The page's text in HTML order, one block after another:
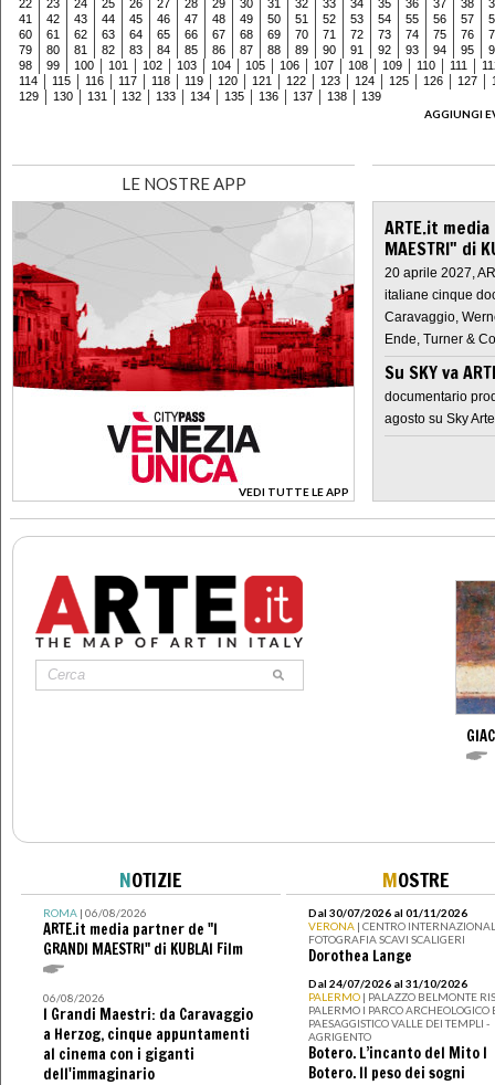
22 23 24 25 26 27 28 29 30 31 32 33 34 35 36 37 38
41
42 43 44 45 46 47 48 49 50 51 52 53 54 55 56 57
60
61 62 63 64 65 66 67 68 69 70 71 72 73 74 75 76
79
80 81 82 83 84 85 86 87 88 89 90 91 92 93 94 95
98
99 100 101 102 103 104 105 106 107 108 109 110 111
114
115 116 117 118 119 120 121 122 123 124 125 126 127
129
130 131 132 133 134 135 136 137 138
139
AGGIUNGI
LE NOSTRE APP
VEDI TUTTE LE APP
>
ARTE.it
MAESTRI" di
20 aprile 2027,
italiane cinque
Caravaggio,
Ende, Turner &
Su SKY va
documentario
agosto su Sky Arte
NOTIZIE
ROMA| 06/08/2026
ARTE.it media partner de "I
GRANDI MAESTRI" di KUBLAI Film
06/08/2026
I Grandi Maestri: da Caravaggio
a Herzog, cinque appuntamenti
al cinema con i giganti
dell'immaginario
MOSTRE
Dal 30/07/2026 al 01/11/2026
VERONA | CENTRO
FOTOGRAFIA SCAVI SCALIGERI
Dorothea Lange
Dal 24/07/2026 al 31/10/2026
PALERMO | PALAZZO BELMONTE
PALERMO I PARCO ARCHEOLOGICO
PAESAGGISTICO VALLE DEI TEMPLI -
AGRIGENTO
Botero. L’incanto del Mito I
Botero. Il peso dei sogni